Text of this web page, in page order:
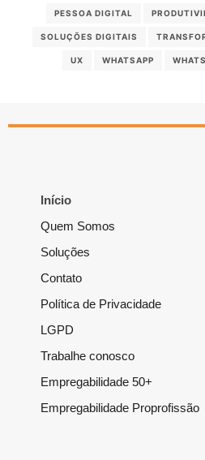
PESSOA DIGITAL
SOLUÇÕES DIGITAIS
UX WHATSAPP
Início
Quem Somos
Soluções
Contato
Política de Privacidade
LGPD
Trabalhe conosco
Empregabilidade 50+
Empregabilidade Proprofissão